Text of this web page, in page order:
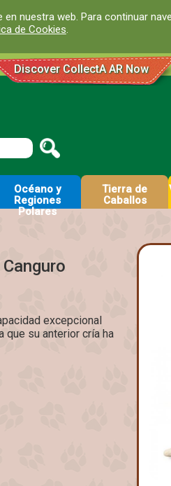
nuestra web. Para continuar
de Cookies.
Discover CollectA AR Now
Océano y
Regiones
Polares
Tierra de
Caballos
excepcional
que su anterior cría ha